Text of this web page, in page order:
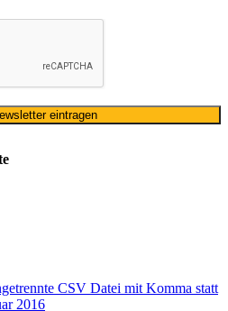
CSV Datei mit Komma statt
2016